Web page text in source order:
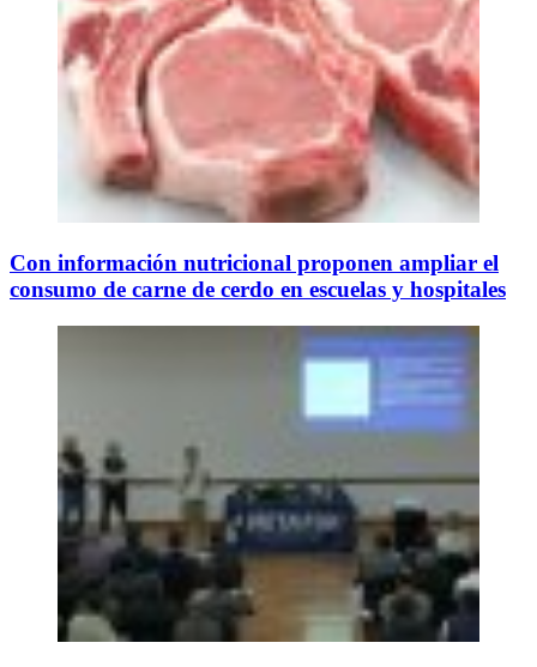
Con información nutricional proponen ampliar el
consumo de carne de cerdo en escuelas y hospitales